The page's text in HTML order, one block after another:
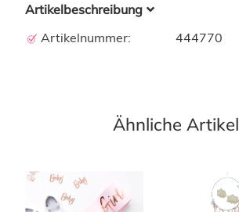
Artikelbeschreibung
Artikelnummer:
444770
Ähnliche Artikel